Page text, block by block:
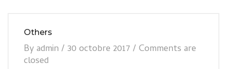
Others
Byadmin / 30 octobre 2017 / Comments are
closed